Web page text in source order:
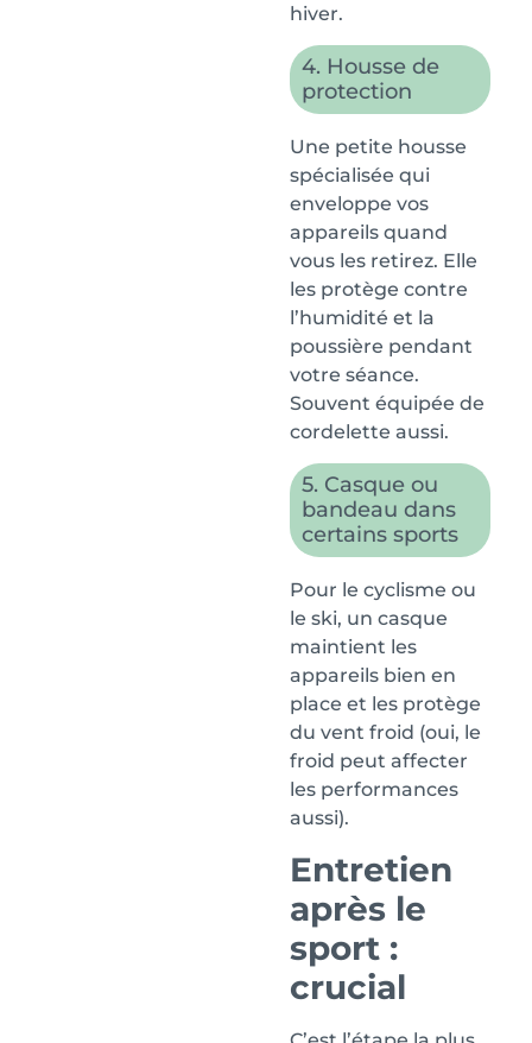
hiver.
4. Housse de
protection
Une petite housse
spécialisée qui
enveloppe vos
appareils quand
vous les retirez. Elle
les protège contre
l’humidité et la
poussière pendant
votre séance.
Souvent équipée de
cordelette aussi.
5. Casque ou
bandeau dans
certains sports
Pour le cyclisme ou
le ski, un casque
maintient les
appareils bien en
place et les protège
du vent froid (oui, le
froid peut affecter
les performances
aussi).
Entretien
après le
sport :
crucial